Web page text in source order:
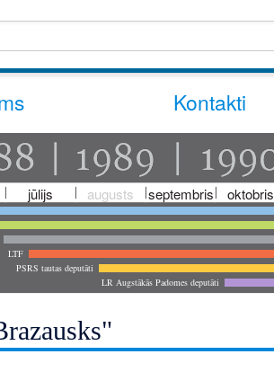
Kontakti
jūlijs augusts septembris oktobris
LTF
PSRS tautas deputāti
LR Augstākās Padomes deputāti